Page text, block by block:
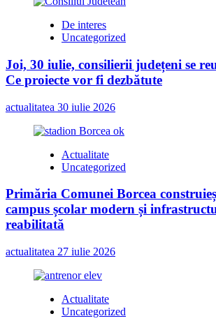
De interes
Uncategorized
Joi, 30 iulie, consilierii județeni se
Ce proiecte vor fi dezbătute
actualitatea 30 iulie 2026
Actualitate
Uncategorized
Primăria Comunei Borcea
campus școlar modern și
reabilitată
actualitatea 27 iulie 2026
Actualitate
Uncategorized